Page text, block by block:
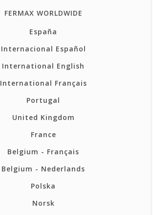
FERMAX WORLDWIDE
España
Internacional Español
International English
International Français
Portugal
United Kingdom
France
Belgium - Français
Belgium - Nederlands
Polska
Norsk